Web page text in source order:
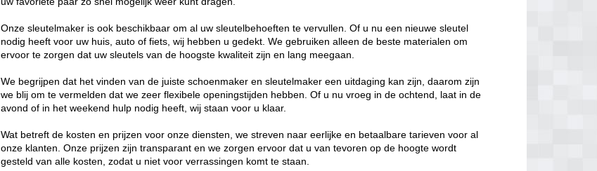
Onze sleutelmaker is ook beschikbaar om al uw sleutelbehoeften te vervullen. Of u nu een nieuwe sleutel
nodig heeft voor uw huis, auto of fiets, wij hebben u gedekt. We gebruiken alleen de beste materialen om
ervoor te zorgen dat uw sleutels van de hoogste kwaliteit zijn en lang meegaan.
We begrijpen dat het vinden van de juiste schoenmaker en sleutelmaker een uitdaging kan zijn, daarom zijn
we blij om te vermelden dat we zeer flexibele openingstijden hebben. Of u nu vroeg in de ochtend, laat in de
avond of in het weekend hulp nodig heeft, wij staan voor u klaar.
Wat betreft de kosten en prijzen voor onze diensten, we streven naar eerlijke en betaalbare tarieven voor al
onze klanten. Onze prijzen zijn transparant en we zorgen ervoor dat u van tevoren op de hoogte wordt
gesteld van alle kosten, zodat u niet voor verrassingen komt te staan.